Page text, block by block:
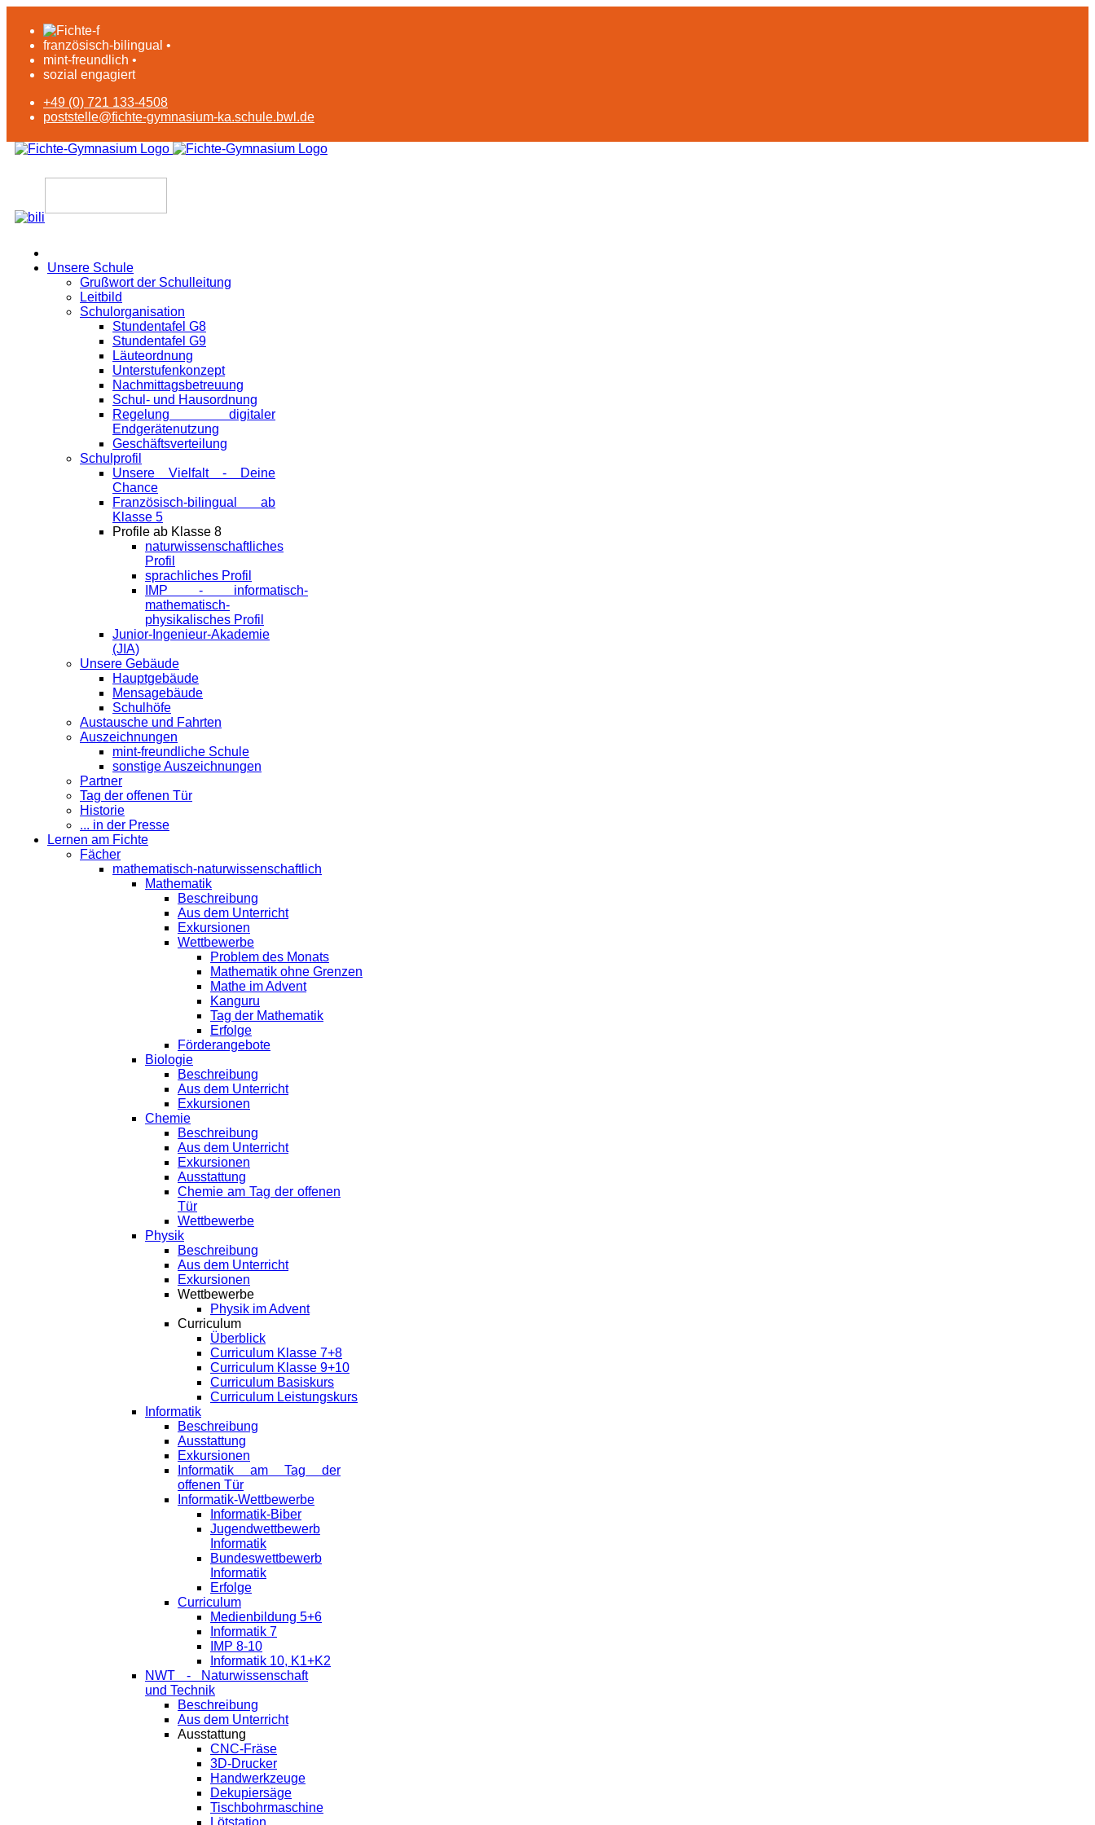
französisch-bilingual •
mint-freundlich •
sozial engagiert
+49 (0) 721 133-4508
poststelle@fichte-gymnasium-ka.schule.bwl.de
Unsere Schule
Grußwort der Schulleitung
Leitbild
Schulorganisation
Stundentafel G8
Stundentafel G9
Läuteordnung
Unterstufenkonzept
Nachmittagsbetreuung
Schul- und Hausordnung
Regelung digitaler
Endgeräte­nutzung
Geschäftsverteilung
Schulprofil
Unsere Vielfalt - Deine
Chance
Französisch-bilingual ab
Klasse 5
Profile ab Klasse 8
naturwissenschaftliches
Profil
sprachliches Profil
IMP - informatisch-
mathematisch-
physikalisches Profil
Junior-Ingenieur-Akademie
(JIA)
Unsere Gebäude
Hauptgebäude
Mensagebäude
Schulhöfe
Austausche und Fahrten
Auszeichnungen
mint-freundliche Schule
sonstige Auszeichnungen
Partner
Tag der offenen Tür
Historie
... in der Presse
Lernen am Fichte
Fächer
mathematisch-naturwissenschaftlich
Mathematik
Beschreibung
Aus dem Unterricht
Exkursionen
Wettbewerbe
Problem des Monats
Mathematik ohne Grenzen
Mathe im Advent
Kanguru
Tag der Mathematik
Erfolge
Förderangebote
Biologie
Beschreibung
Aus dem Unterricht
Exkursionen
Chemie
Beschreibung
Aus dem Unterricht
Exkursionen
Ausstattung
Chemie am Tag der offenen
Tür
Wettbewerbe
Physik
Beschreibung
Aus dem Unterricht
Exkursionen
Wettbewerbe
Physik im Advent
Curriculum
Überblick
Curriculum Klasse 7+8
Curriculum Klasse 9+10
Curriculum Basiskurs
Curriculum Leistungskurs
Informatik
Beschreibung
Ausstattung
Exkursionen
Informatik am Tag der
offenen Tür
Informatik-Wettbewerbe
Informatik-Biber
Jugendwettbewerb
Informatik
Bundeswettbewerb
Informatik
Erfolge
Curriculum
Medienbildung 5+6
Informatik 7
IMP 8-10
Informatik 10, K1+K2
NWT - Naturwissenschaft
und Technik
Beschreibung
Aus dem Unterricht
Ausstattung
CNC-Fräse
3D-Drucker
Handwerkzeuge
Dekupiersäge
Tischbohrmaschine
Lötstation